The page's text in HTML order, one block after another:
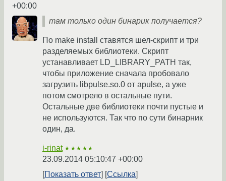
+00:00
там только один бинарик получается?
По make install ставятся шел-скрипт и три
разделяемых библиотеки. Скрипт
устанавливает LD_LIBRARY_PATH так,
чтобы приложение сначала пробовало
загрузить libpulse.so.0 от apulse, а уже
потом смотрело в остальные пути.
Остальные две библиотеки почти пустые и
не используются. Так что по сути бинарник
один, да.
i-rinat ★★★★★
23.09.2014 05:10:47 +00:00
Показать ответ
Ссылка